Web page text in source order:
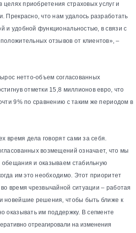
приобретения страховых услуг и
Прекрасно, что нам удалось разработать
и удобной функциональностью, в связи с
отзывов от клиентов», –
нетто-объем согласованных
отметки 15,8 миллионов евро, что
9% по сравнению с таким же периодом в
время дела говорят сами за себя.
возмещений означает, что мы
и оказываем стабильную
им это необходимо. Этот приоритет
время чрезвычайной ситуации – работая
новейшие решения, чтобы быть ближе к
оказывать им поддержку. В сегменте
отреагировали на изменения